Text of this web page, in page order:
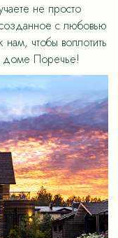
не просто
с любовью
чтобы воплотить
доме Поречье!